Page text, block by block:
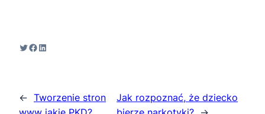
Twitter
Facebook
LinkedIn
← Tworzenie stron
Jak rozpoznać, że dziecko